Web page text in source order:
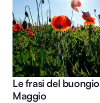
Le frasi del
Maggio